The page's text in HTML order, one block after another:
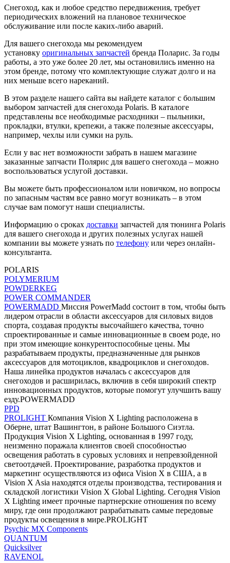
Снегоход, как и любое средство передвижения, требует
периодических вложений на плановое техническое
обслуживание или после каких-либо аварий.
Для вашего снегохода мы рекомендуем
установку оригинальных запчастей бренда Поларис. За годы
работы, а это уже более 20 лет, мы остановились именно на
этом бренде, потому что комплектующие служат долго и на
них меньше всего нареканий.
В этом разделе нашего сайта вы найдете каталог с большим
выбором запчастей для снегохода Polaris. В каталоге
представлены все необходимые расходники – пыльники,
прокладки, втулки, крепежи, а также полезные аксессуары,
например, чехлы или сумки на руль.
Если у вас нет возможности забрать в нашем магазине
заказанные запчасти Полярис для вашего снегохода – можно
воспользоваться услугой доставки.
Вы можете быть профессионалом или новичком, но вопросы
по запасным частям все равно могут возникать – в этом
случае вам помогут наши специалисты.
Информацию о сроках доставки запчастей для тюнинга Polaris
для вашего снегохода и других полезных услугах нашей
компании вы можете узнать по телефону или через онлайн-
консультанта.
POLARIS
POLYMERIUM
POWDERKEG
POWER COMMANDER
POWERMADD Миссия PowerMadd состоит в том, чтобы быть
лидером отрасли в области аксессуаров для силовых видов
спорта, создавая продукты высочайшего качества, точно
спроектированные и самые инновационные в своем роде, но
при этом имеющие конкурентоспособные цены. Мы
разрабатываем продукты, предназначенные для рынков
аксессуаров для мотоциклов, квадроциклов и снегоходов.
Наша линейка продуктов началась с аксессуаров для
снегоходов и расширилась, включив в себя широкий спектр
инновационных продуктов, которые помогут улучшить вашу
езду.POWERMADD
PPD
PROLIGHT Компания Vision X Lighting расположена в
Оберне, штат Вашингтон, в районе Большого Сиэтла.
Продукция Vision X Lighting, основанная в 1997 году,
неизменно поражала клиентов своей способностью
освещения работать в суровых условиях и непревзойденной
светоотдачей. Проектирование, разработка продуктов и
маркетинг осуществляются из офиса Vision X в США, а в
Vision X Asia находятся отделы производства, тестирования и
складской логистики Vision X Global Lighting. Сегодня Vision
X Lighting имеет прочные партнерские отношения по всему
миру, где они продолжают разрабатывать самые передовые
продукты освещения в мире.PROLIGHT
Psychic MX Components
QUANTUM
Quicksilver
RAVENOL